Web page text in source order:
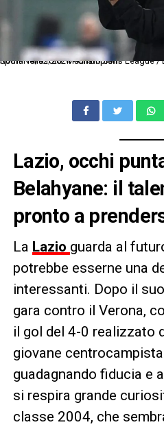
Roma 14/02/2024 - Champions League / Lazio-Bayern Monaco / foto Image Sport Nella foto: Maurizio Sarri
Lazio, occhi
Belahyane: il
pronto a
La Lazio guarda al
potrebbe esserne una
interessanti. Dopo il
gara contro il Verona,
il gol del 4-0 realizzato
giovane
guadagnando fiducia e
si respira grande
classe 2004, che